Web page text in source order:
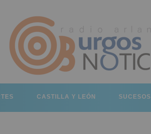
CASTILLA Y LEÓN SUCESOS